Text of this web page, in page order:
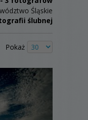
Śląskie
ślubnej
Pokaż